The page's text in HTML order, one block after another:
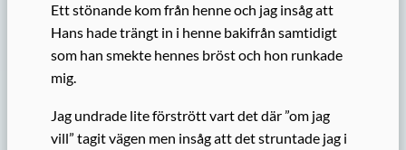
Ett stönande kom från henne och jag insåg att
Hans hade trängt in i henne bakifrån samtidigt
som han smekte hennes bröst och hon runkade
mig.
Jag undrade lite förstrött vart det där ”om jag
vill” tagit vägen men insåg att det struntade jag i